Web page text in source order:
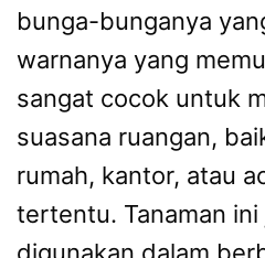
bunga-bunganya
warnanya yang
sangat cocok untuk
suasana ruangan,
rumah, kantor, atau
tertentu. Tanaman
digunakan dalam